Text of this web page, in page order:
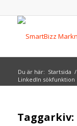
Du är här: Startsida /
LinkedIn sökfunktion
Taggarkiv: